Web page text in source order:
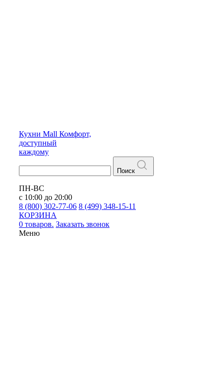
Кухни Mall Комфорт,
доступный
каждому
Поиск
ПН-ВС
с 10:00 до 20:00
8 (800) 302-77-06 8 (499) 348-15-11
КОРЗИНА
0 товаров. Заказать звонок
Меню